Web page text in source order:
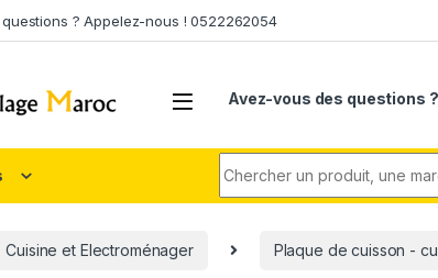
? Appelez-nous ! 0522262054
Avez-vous des questions
Cuisine et Electroménager Plaque de cuisson -